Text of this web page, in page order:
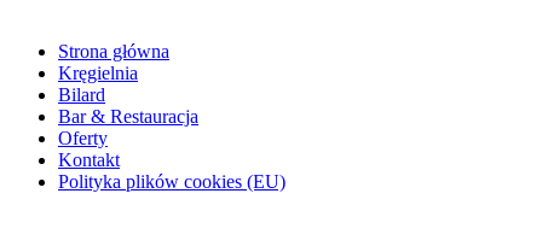
Strona główna
Kręgielnia
Bilard
Bar & Restauracja
Oferty
Kontakt
Polityka plików cookies (EU)